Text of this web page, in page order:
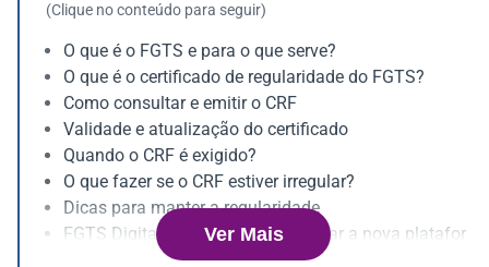
(Clique no conteúdo para seguir)
O que é o FGTS e para o que serve?
O que é o certificado de regularidade do FGTS?
Como consultar e emitir o CRF
Validade e atualização do certificado
Quando o CRF é exigido?
O que fazer se o CRF estiver irregular?
Dicas para manter a regularidade
FGTS Digital: o que é e como utilizar a nova platafor
Ver Mais